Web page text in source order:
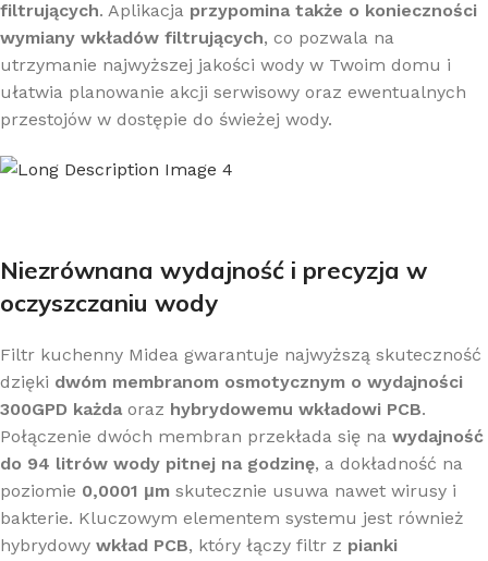
filtrujących. Aplikacja przypomina także o konieczności
wymiany wkładów filtrujących, co pozwala na
utrzymanie najwyższej jakości wody w Twoim domu i
ułatwia planowanie akcji serwisowy oraz ewentualnych
przestojów w dostępie do świeżej wody.
Niezrównana wydajność i precyzja w
oczyszczaniu wody
Filtr kuchenny Midea gwarantuje najwyższą skuteczność
dzięki dwóm membranom osmotycznym o wydajności
300GPD każda oraz hybrydowemu wkładowi PCB.
Połączenie dwóch membran przekłada się na wydajność
do 94 litrów wody pitnej na godzinę, a dokładność na
poziomie 0,0001 μm skutecznie usuwa nawet wirusy i
bakterie. Kluczowym elementem systemu jest również
hybrydowy wkład PCB, który łączy filtr z pianki